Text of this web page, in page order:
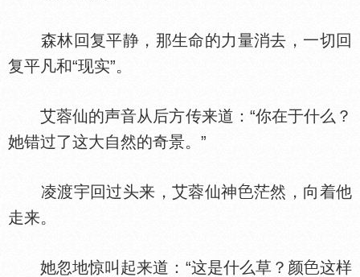
森林回复平静，那生命的力量消去，一切回
复平凡和“现实”。
艾蓉仙的声音从后方传来道：“你在于什么？
她错过了这大自然的奇景。”
凌渡宇回过头来，艾蓉仙神
茫然，向着他
走来。
她忽地惊叫起来道：“这是什么草？颜
这样